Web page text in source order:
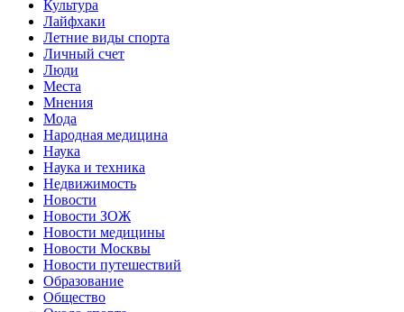
Культура
Лайфхаки
Летние виды спорта
Личный счет
Люди
Места
Мнения
Мода
Народная медицина
Наука
Наука и техника
Недвижимость
Новости
Новости ЗОЖ
Новости медицины
Новости Москвы
Новости путешествий
Образование
Общество